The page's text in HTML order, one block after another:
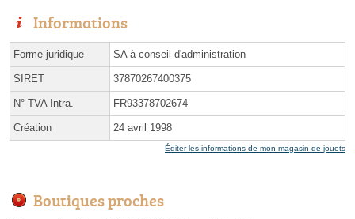
Informations
Forme juridique SA à conseil d'administration
SIRET 37870267400375
N° TVA Intra. FR93378702674
Création 24 avril 1998
Éditer les informations de mon magasin de jouets
Boutiques proches